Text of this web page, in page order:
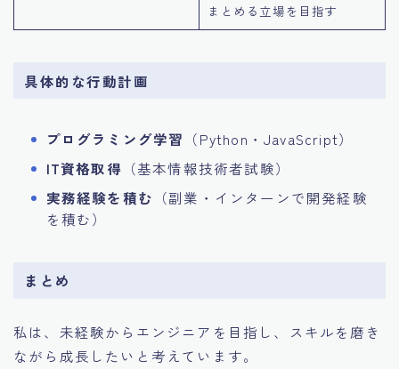
まとめる立場を目指す
具体的な行動計画
プログラミング学習 （Python・JavaScript）
IT資格取得 （基本情報技術者試験）
実務経験を積む （副業・インターンで開発経験
を積む）
まとめ
私は、未経験からエンジニアを目指し、スキルを磨き
ながら成長したいと考えています。